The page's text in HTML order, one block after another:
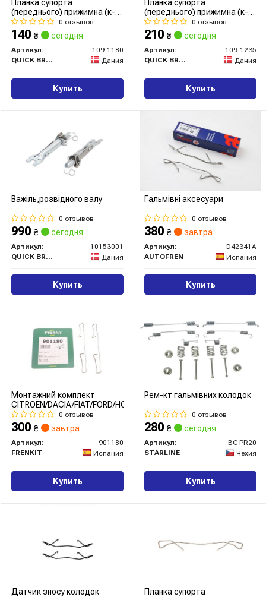
Планка супорта
(переднього) прижимна (к-
кт) Dacia Duster/Citroen
Berlingo 1.5dCi/1.6HDi 05-
(Ate)
0 отзывов
140 ₴ сегодня
Артикул:
109-1180
QUICK BRAKE
Дания
Купить
Планка супорта
(переднього) прижимна (к-
кт) Nissan Almera/Primera
96-
0 отзывов
210 ₴ сегодня
Артикул:
109-1235
QUICK BRAKE
Дания
Купить
Важіль,розвідного валу
0 отзывов
990 ₴ сегодня
Артикул:
10153001
QUICK BRAKE
Дания
Купить
Гальмівні аксесуари
0 отзывов
380 ₴ завтра
Артикул:
D42341A
AUTOFREN
Испания
Купить
Монтажний комплект
CITROЁN/DACIA/FIAT/FORD/HONDA/MERCEDES/MAZDA/
0 отзывов
300 ₴ завтра
Артикул:
901180
FRENKIT
Испания
Купить
Рем-кт гальмівних колодок
0 отзывов
280 ₴ сегодня
Артикул:
BC PR20
STARLINE
Чехия
Купить
Датчик зносу колодок
Планка супорта